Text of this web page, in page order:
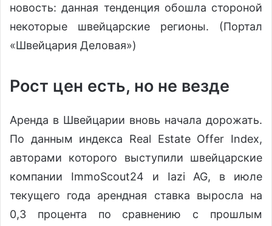
новость: данная тенденция обошла стороной
некоторые швейцарские регионы. (Портал
«Швейцария Деловая»)
Рост цен есть, но не везде
Аренда в Швейцарии вновь начала дорожать.
По данным индекса Real Estate Offer Index,
авторами которого выступили швейцарские
компании ImmoScout24 и Iazi AG, в июле
текущего года арендная ставка выросла на
0,3 процента по сравнению с прошлым